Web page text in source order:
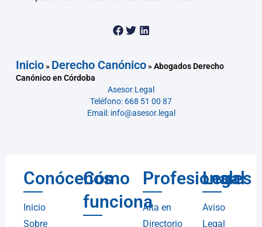
Inicio» Derecho Canónico»Abogados Derecho
Canónico en Córdoba
Asesor.Legal
Teléfono: 668 51 00 87
Email: info@asesor.legal
Conócenos
Inicio
Sobre
Cómo
funciona
Profesionales
Alta en
Directorio
Legal
Aviso
Legal